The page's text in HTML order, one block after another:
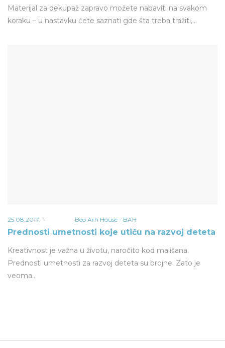
Materijal za dekupaž zapravo možete nabaviti na svakom
koraku – u nastavku ćete saznati gde šta treba tražiti,…
Posted
on
25.08.2017. Beo Arh House - BAH
Prednosti umetnosti koje utiču na razvoj deteta
Kreativnost je važna u životu, naročito kod mališana.
Prednosti umetnosti za razvoj deteta su brojne. Zato je
veoma…